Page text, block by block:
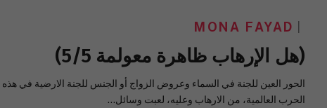
MONA FAYAD
(هل الإرهاب ظاهرة معولمة 5/5)
الحور العين للجنة في السماء وعروض الزواج أو الجنس للجنة الارضية في هذه
الحرب العالمية، من الارهاب وعليه، لعبت وسائل…